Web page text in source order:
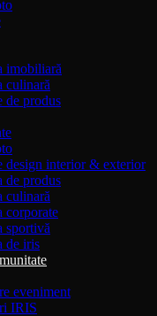
imobiliară
culinară
de produs
design interior & exterior
de produs
culinară
corporate
sportivă
de iris
eveniment
IRIS